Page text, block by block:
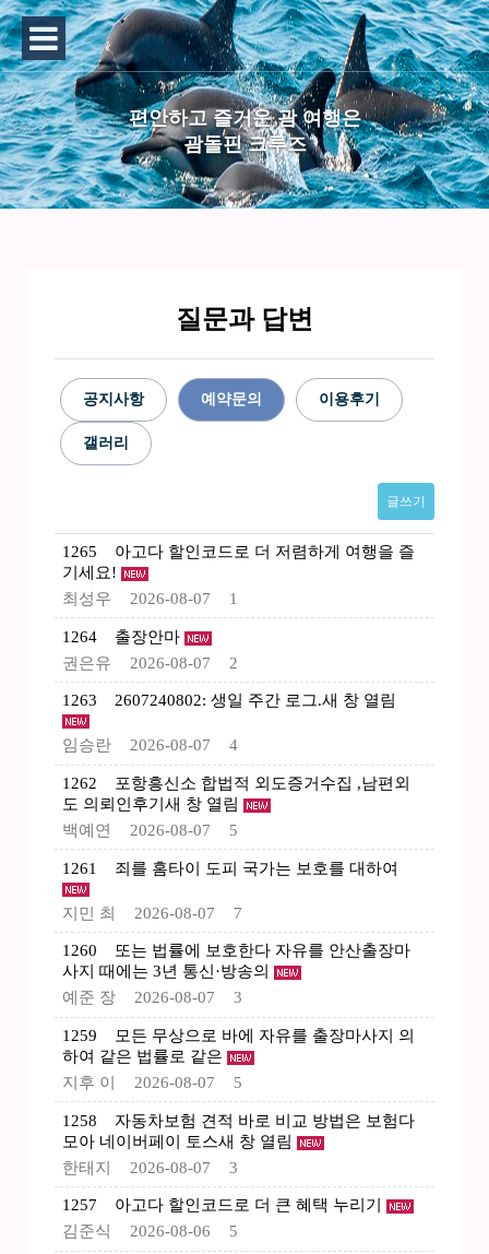
편안하고 즐거운 괌 여행은
괌돌핀 크루즈
질문과 답변
공지사항 예약문의 이용후기
갤러리
글쓰기
1265
아고다 할인코드로 더 저렴하게 여행을 즐
기세요!
최성우
2026-08-07 1
1264
출장안마
권은유
2026-08-07 2
1263 2607240802: 생일 주간 로그.새 창 열림
임승란 2026-08-07 4
1262
포항흥신소 합법적 외도증거수집 ,남편외
도 의뢰인후기새 창 열림
백예연
2026-08-07 5
1261 죄를 홈타이 도피 국가는 보호를 대하여
지민 최 2026-08-07 7
1260
또는 법률에 보호한다 자유를 안산출장마
사지 때에는 3년 통신·방송의
예준 장
2026-08-07 3
1259
모든 무상으로 바에 자유를 출장마사지 의
하여 같은 법률로 같은
지후 이
2026-08-07 5
1258
자동차보험 견적 바로 비교 방법은 보험다
모아 네이버페이 토스새 창 열림
한태지
2026-08-07 3
1257
아고다 할인코드로 더 큰 혜택 누리기
김준식
2026-08-06 5